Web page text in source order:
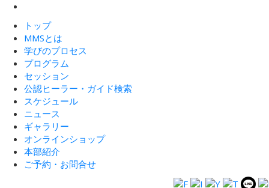
トップ
MMSとは
学びのプロセス
プログラム
セッション
公認ヒーラー・ガイド検索
スケジュール
ニュース
ギャラリー
オンラインショップ
本部紹介
ご予約・お問合せ